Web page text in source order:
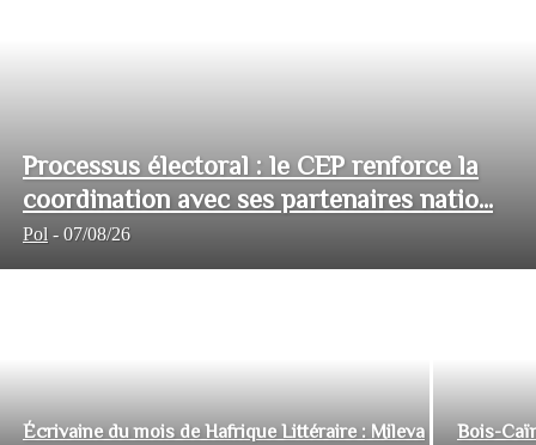
Processus électoral : le CEP renforce la
coordination avec ses partenaires natio...
Pol - 07/08/26
Écrivaine du mois de Hafrique Littéraire : Mileva
Bois-